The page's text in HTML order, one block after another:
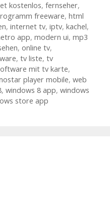
kostenlos, fernseher,
freeware, html
, internet tv, iptv, kachel,
app, modern ui, mp3
, online tv,
, tv liste, tv
mit tv karte,
player mobile, web
, windows 8 app, windows
store app